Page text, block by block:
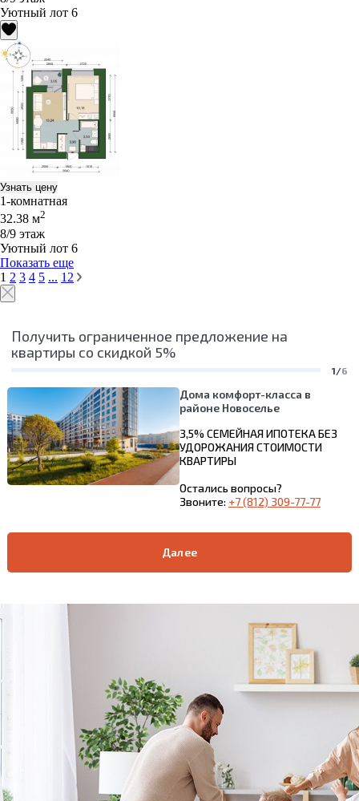
Уютный лот 6
Узнать цену
1-комнатная
32.38 м2
8/9 этаж
Уютный лот 6
Показать еще
1 2 3 4 5 ... 12
Получить ограниченное предложение на
квартиры со скидкой 5%
1/6
Дома комфорт-класса в
районе Новоселье
3,5% СЕМЕЙНАЯ ИПОТЕКА БЕЗ
УДОРОЖАНИЯ СТОИМОСТИ
КВАРТИРЫ
Остались вопросы?
Звоните: +7 (812) 309-77-77